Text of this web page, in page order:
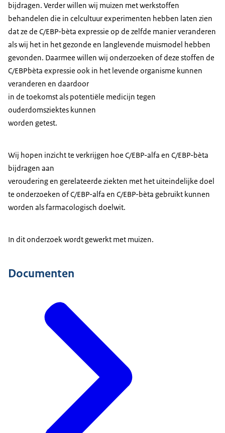
bijdragen. Verder willen wij muizen met werkstoffen
behandelen die in celcultuur experimenten hebben laten zien
dat ze de C/EBP-bèta expressie op de zelfde manier veranderen
als wij het in het gezonde en langlevende muismodel hebben
gevonden. Daarmee willen wij onderzoeken of deze stoffen de
C/EBPbèta expressie ook in het levende organisme kunnen
veranderen en daardoor
in de toekomst als potentiële medicijn tegen
ouderdomsziektes kunnen
worden getest.
Wij hopen inzicht te verkrijgen hoe C/EBP-alfa en C/EBP-bèta
bijdragen aan
veroudering en gerelateerde ziekten met het uiteindelijke doel
te onderzoeken of C/EBP-alfa en C/EBP-bèta gebruikt kunnen
worden als farmacologisch doelwit.
In dit onderzoek wordt gewerkt met muizen.
Documenten